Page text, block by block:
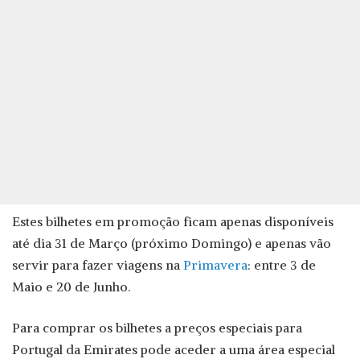
Estes bilhetes em promoção ficam apenas disponíveis
até dia 31 de Março (próximo Domingo) e apenas vão
servir para fazer viagens na Primavera: entre 3 de
Maio e 20 de Junho.
Para comprar os bilhetes a preços especiais para
Portugal da Emirates pode aceder a uma área especial